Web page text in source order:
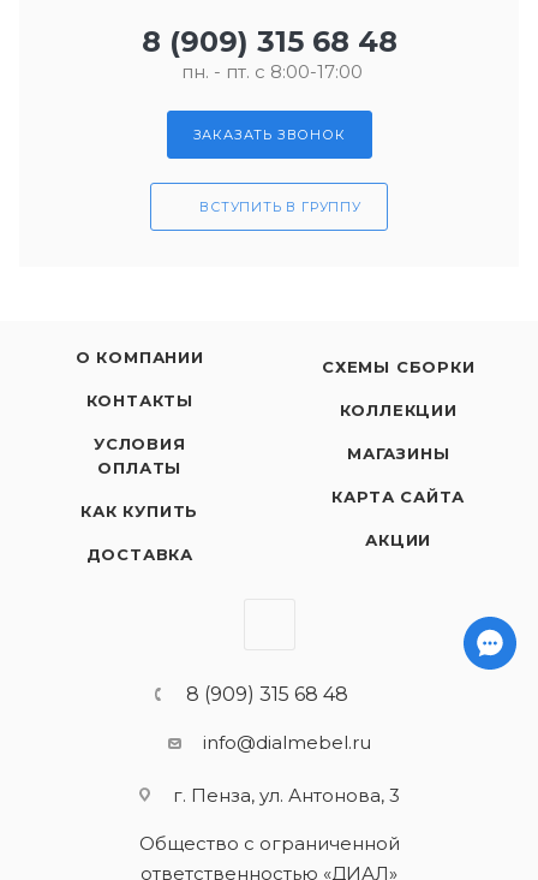
8 (909) 315 68 48
пн. - пт. с 8:00-17:00
ЗАКАЗАТЬ ЗВОНОК
ВСТУПИТЬ В ГРУППУ
О КОМПАНИИ
КОНТАКТЫ
УСЛОВИЯ
ОПЛАТЫ
КАК КУПИТЬ
ДОСТАВКА
СХЕМЫ СБОРКИ
КОЛЛЕКЦИИ
МАГАЗИНЫ
КАРТА САЙТА
АКЦИИ
8 (909) 315 68 48
info@dialmebel.ru
г. Пенза, ул. Антонова, 3
Общество с ограниченной
ответственностью «ДИАЛ»